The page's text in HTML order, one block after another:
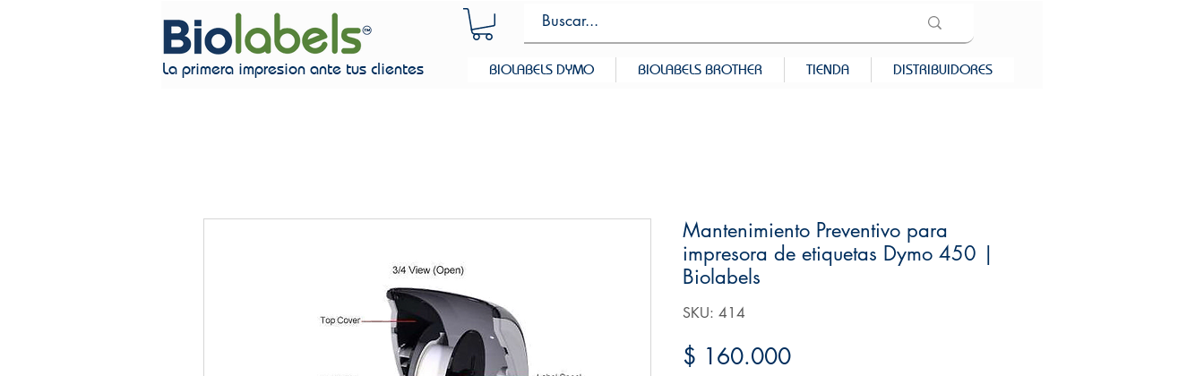
La primera impresion ante tus clientes BIOLABELS DYMO BIOLABELS BROTHER TIENDA DISTRIBUIDORES
Mantenimiento Preventivo para
impresora de etiquetas Dymo 450 |
Biolabels
SKU: 414
$ 160.000Precio